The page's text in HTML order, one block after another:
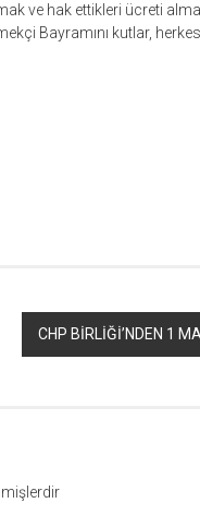
ve hak ettikleri ücreti
Bayramını kutlar,
CHP BİRLİĞİ’NDEN 1